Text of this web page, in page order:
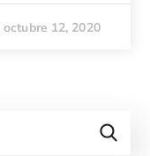
octubre 12, 2020